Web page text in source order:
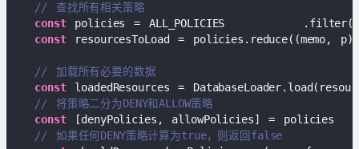
// 查找所有相关策略
const policies = ALL_POLICIES         .filter(
const resourcesToLoad = policies.reduce( (memo, p)
// 加载所有必要的数据
const loadedResources =
// 将策略二分为DENY和ALLOW策略
const [denyPolicies, allowPolicies] =
// 如果任何DENY策略计算为true，则返回false